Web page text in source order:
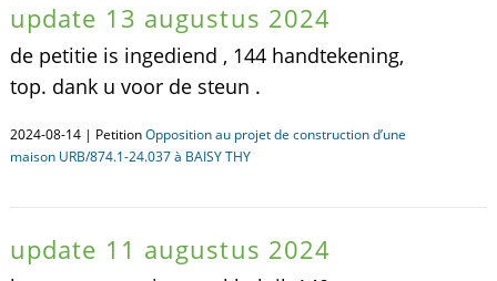
update 13 augustus 2024
de petitie is ingediend , 144 handtekening,
top. dank u voor de steun .
2024-08-14 | PetitionOpposition au projet de construction d’une
maison URB/874.1-24.037 à BAISY THY
update 11 augustus 2024